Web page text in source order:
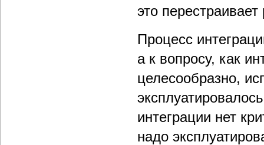
это
Процесс
а к вопросу, как
целесообразно,
интеграции нет
надо